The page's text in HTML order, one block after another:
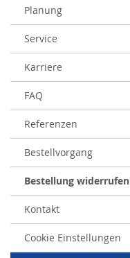
Planung
Service
Karriere
FAQ
Referenzen
Bestellvorgang
Bestellung widerrufen
Kontakt
Cookie Einstellungen